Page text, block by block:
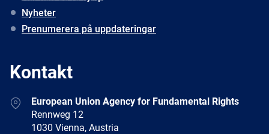
Nyheter
Prenumerera på uppdateringar
Kontakt
AddressEuropean Union Agency for Fundamental Rights
Rennweg 12
1030 Vienna, Austria